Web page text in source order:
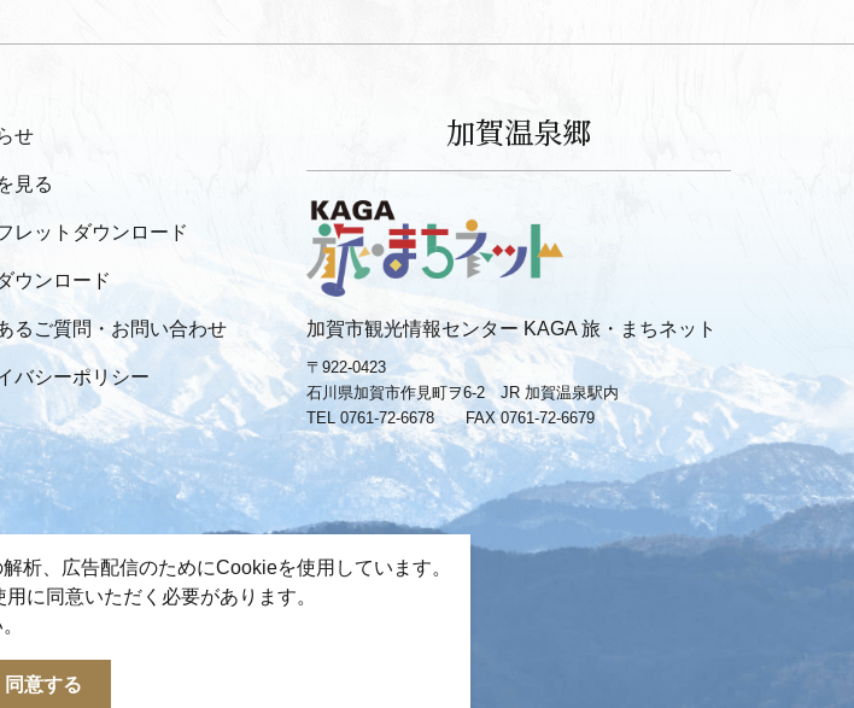
せ
見る
レットダウンロード
ウンロード
るご質問・お問い合わせ
バシーポリシー
加賀温泉郷
加賀市観光情報センター KAGA 旅・まちネット
〒922-0423
石川県加賀市作見町ヲ6-2 JR 加賀温泉駅内
TEL 0761-72-6678
FAX 0761-72-6679
報センター All Rights Reserved.
析、広告配信のためにCookieを使用しています。
に同意いただく必要があります。
同意する